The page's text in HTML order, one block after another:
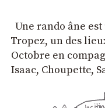
Une rando âne
Tropez, un des
Octobre en
Isaac, Choupette,